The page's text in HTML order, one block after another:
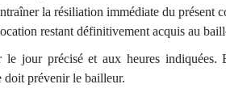
la résiliation immédiate du présent
restant définitivement acquis au
le jour précisé et aux heures indiquées.
doit prévenir le bailleur.